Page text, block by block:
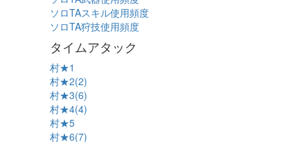
ソロTAスキル使用頻度
ソロTA狩技使用頻度
タイムアタック
村★1
村★2(2)
村★3(6)
村★4(4)
村★5
村★6(7)